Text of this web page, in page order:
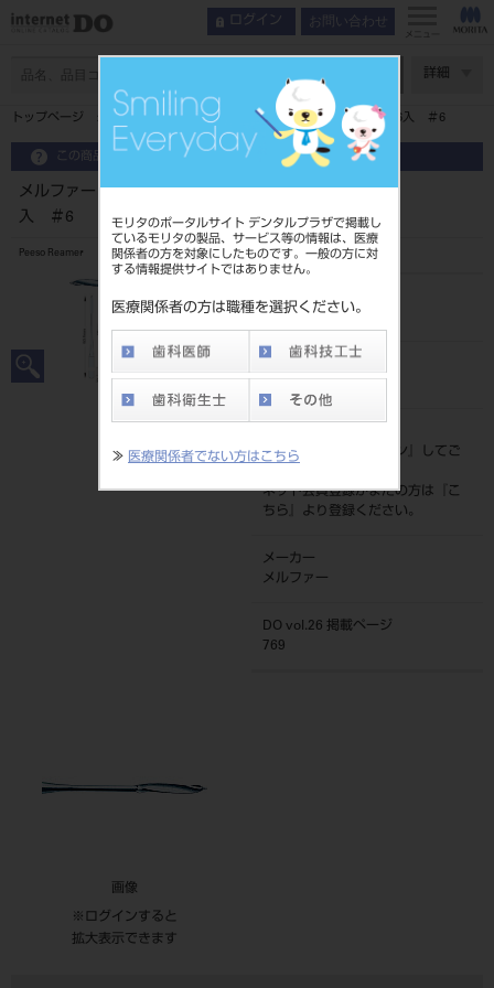
モリタのポータルサイト デンタルプラザで掲載し
ているモリタの製品、サービス等の情報は、医療
関係者の方を対象にしたものです。一般の方に対
する情報提供サイトではありません。
医療関係者の方は職種を選択ください。
≫ 医療関係者でない方はこちら
ログイン お問い合わせ
メニュー
詳細
トップページ メルファー ラルゴ ピーソ リーマー CA 32mm 6入 ＃6
この商品に関するお問い合わせ
メルファー ラルゴ ピーソ リーマー CA 32mm 6
入 ＃6
Peeso Reamer
品目コード
2065005026
価格の確認は『
ログイン
』してご
ネット会員登録がまだの方は『
こ
ちら
』より登録ください。
メーカー
メルファー
DO vol.26 掲載ページ
769
画像
※ログインすると
拡大表示できます